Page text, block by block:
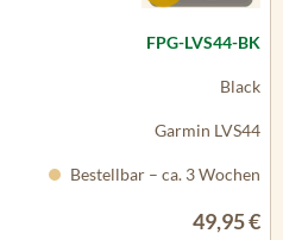
FPG-LVS44-BK
Black
Garmin LVS44
Bestellbar – ca. 3 Wochen
49,95 €